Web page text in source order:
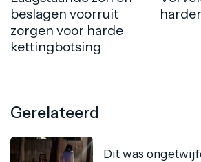
beslagen voorruit
zorgen voor harde
kettingbotsing
Gerelateerd
Dit was